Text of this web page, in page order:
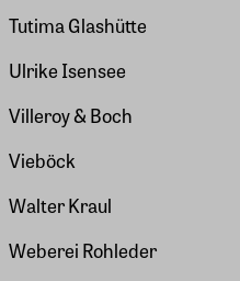
Tutima Glashütte
Ulrike Isensee
Villeroy & Boch
Vieböck
Walter Kraul
Weberei Rohleder